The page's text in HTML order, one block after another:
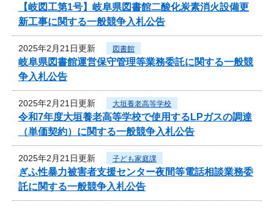
【岐図工第1号】岐阜県図書館二酸化炭素消火設備更
新工事に関する一般競争入札公告
2025年2月21日更新 図書館
岐阜県図書館運営保守管理等業務委託に関する一般競
争入札公告
2025年2月21日更新 大垣養老高等学校
令和7年度大垣養老高等学校で使用するLPガスの調達
（単価契約）に関する一般競争入札公告
2025年2月21日更新 子ども家庭課
ぎふ性暴力被害者支援センター夜間等電話相談業務委
託に関する一般競争入札公告